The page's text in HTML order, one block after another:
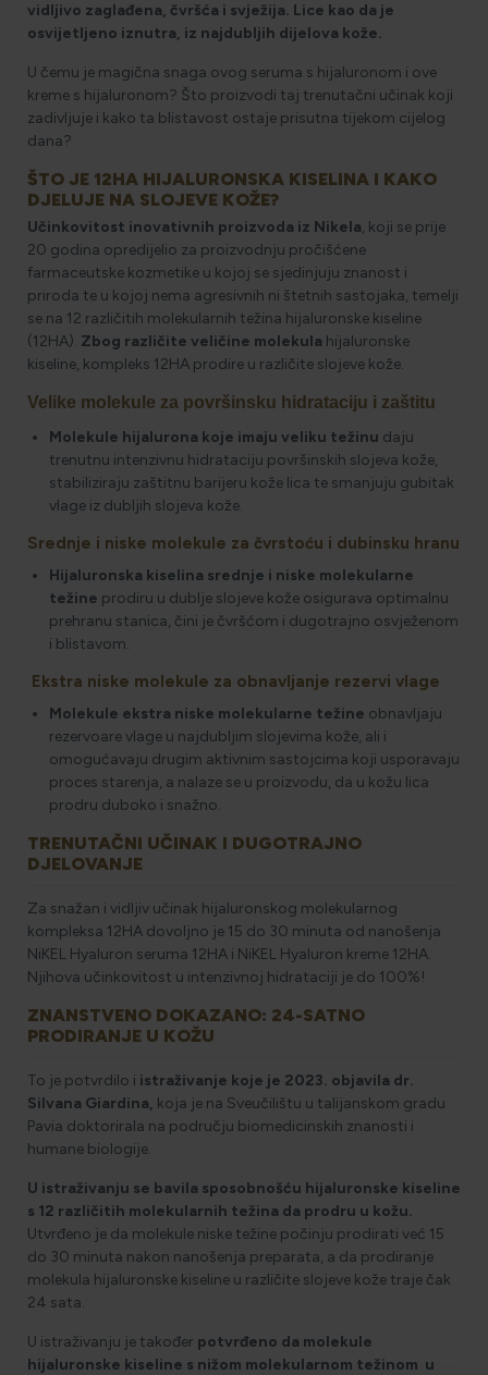
vidljivo zaglađena, čvršća i svježija. Lice kao da je
osvijetljeno iznutra, iz najdubljih dijelova kože.
U čemu je magična snaga ovog seruma s hijaluronom i ove
kreme s hijaluronom? Što proizvodi taj trenutačni učinak koji
zadivljuje i kako ta blistavost ostaje prisutna tijekom cijelog
dana?
ŠTO JE 12HA HIJALURONSKA KISELINA I KAKO
DJELUJE NA SLOJEVE KOŽE?
Učinkovitost inovativnih proizvoda iz Nikela, koji se prije
20 godina opredijelio za proizvodnju pročišćene
farmaceutske kozmetike u kojoj se sjedinjuju znanost i
priroda te u kojoj nema agresivnih ni štetnih sastojaka, temelji
se na 12 različitih molekularnih težina hijaluronske kiseline
(12HA). Zbog različite veličine molekula hijaluronske
kiseline, kompleks 12HA prodire u različite slojeve kože.
Velike molekule za površinsku hidrataciju i zaštitu
Molekule hijalurona koje imaju veliku težinu daju
trenutnu intenzivnu hidrataciju površinskih slojeva kože,
stabiliziraju zaštitnu barijeru kože lica te smanjuju gubitak
vlage iz dubljih slojeva kože.
Srednje i niske molekule za čvrstoću i dubinsku hranu
Hijaluronska kiselina srednje i niske molekularne
težine prodiru u dublje slojeve kože osigurava optimalnu
prehranu stanica, čini je čvršćom i dugotrajno osvježenom
i blistavom.
Ekstra niske molekule za obnavljanje rezervi vlage
Molekule ekstra niske molekularne težine obnavljaju
rezervoare vlage u najdubljim slojevima kože, ali i
omogućavaju drugim aktivnim sastojcima koji usporavaju
proces starenja, a nalaze se u proizvodu, da u kožu lica
prodru duboko i snažno.
TRENUTAČNI UČINAK I DUGOTRAJNO
DJELOVANJE
Za snažan i vidljiv učinak hijaluronskog molekularnog
kompleksa 12HA dovoljno je 15 do 30 minuta od nanošenja
NiKEL Hyaluron seruma 12HA i NiKEL Hyaluron kreme 12HA.
Njihova učinkovitost u intenzivnoj hidrataciji je do 100%!
ZNANSTVENO DOKAZANO: 24-SATNO
PRODIRANJE U KOŽU
To je potvrdilo i istraživanje koje je 2023. objavila dr.
Silvana Giardina, koja je na Sveučilištu u talijanskom gradu
Pavia doktorirala na području biomedicinskih znanosti i
humane biologije.
U istraživanju se bavila sposobnošću hijaluronske kiseline
s 12 različitih molekularnih težina da prodru u kožu.
Utvrđeno je da molekule niske težine počinju prodirati već 15
do 30 minuta nakon nanošenja preparata, a da prodiranje
molekula hijaluronske kiseline u različite slojeve kože traje čak
24 sata.
U istraživanju je također potvrđeno da molekule
hijaluronske kiseline s nižom molekularnom težinom u